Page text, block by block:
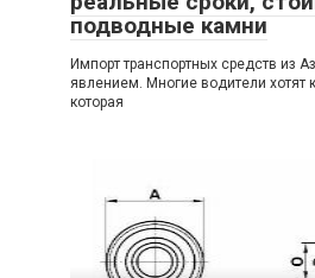
подводные камни
Импорт транспортных средств из
явлением. Многие водители хотят
которая